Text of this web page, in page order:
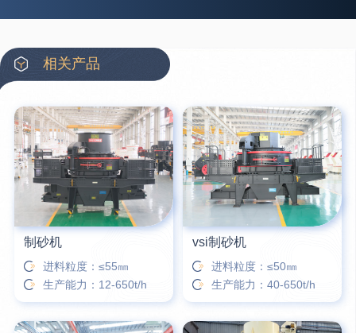
42分钟前 蒋先生留言：硬岩颚式破碎机带不带电机？
3分钟前 王先生留言：水泥厂熟料能破碎吗？推荐用什么机器？
6分钟前 姚女士留言：这款破碎机一小时产能多大？是用电的还是燃油的？
12分钟前 宋先生留言：50吨左右的制砂机大概什么价位？
16分钟前 柳先生留言：洗石英砂全套设备有哪些？
相关产品
制砂机
进料粒度：≤55㎜
生产能力：12-650t/h
vsi制砂机
进料粒度：≤50㎜
生产能力：40-650t/h